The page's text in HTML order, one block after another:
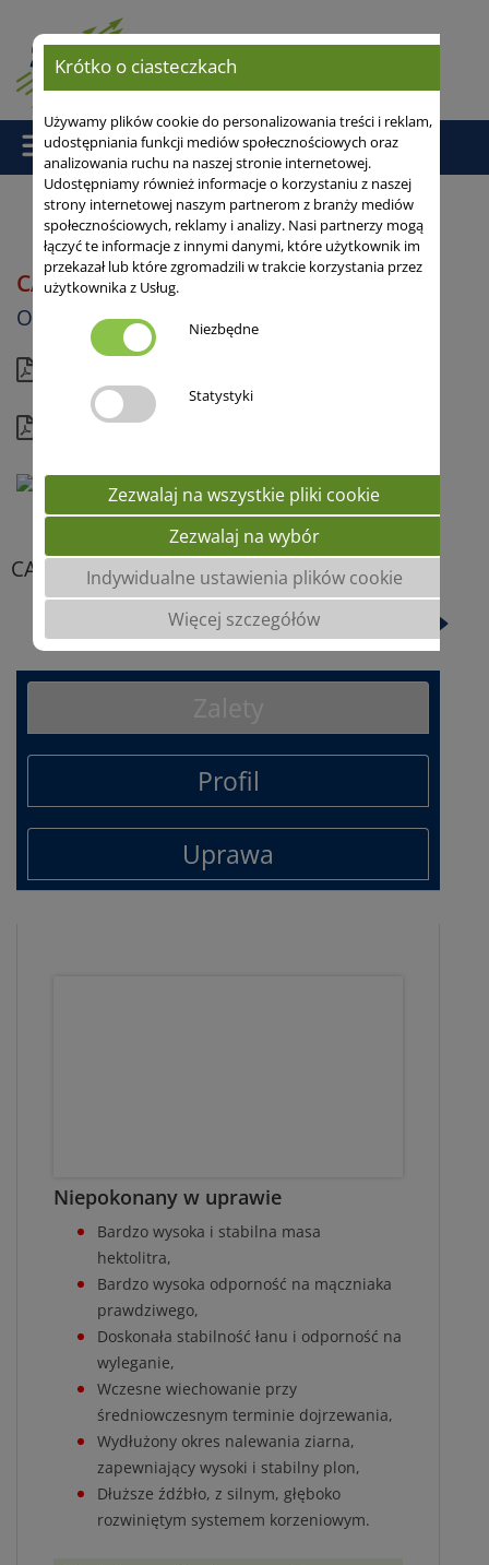
Strona główna/Owies/ CALEDON
CALEDONOdmiana żółtoziarnista
Owies jary
Kompletny profil
CALEDON
Profil
Uprawa
Niepokonany w uprawie
Bardzo wysoka i stabilna masa
hektolitra,
Bardzo wysoka odporność na mączniaka
prawdziwego,
Doskonała stabilność łanu i odporność na
wyleganie,
Wczesne wiechowanie przy
średniowczesnym terminie dojrzewania,
Wydłużony okres nalewania ziarna,
zapewniający wysoki i stabilny plon,
Dłuższe źdźbło, z silnym, głęboko
rozwiniętym systemem korzeniowym.
Krótko o ciasteczkach
Używamy plików cookie do personalizowania treści i reklam,
udostępniania funkcji mediów społecznościowych oraz
analizowania ruchu na naszej stronie internetowej.
Udostępniamy również informacje o korzystaniu z naszej
strony internetowej naszym partnerom z branży mediów
społecznościowych, reklamy i analizy. Nasi partnerzy mogą
łączyć te informacje z innymi danymi, które użytkownik im
przekazał lub które zgromadzili w trakcie korzystania przez
użytkownika z Usług.
Niezbędne
Statystyki
Zezwalaj na wszystkie pliki cookie
Zezwalaj na wybór
Indywidualne ustawienia plików cookie
Więcej szczegółów